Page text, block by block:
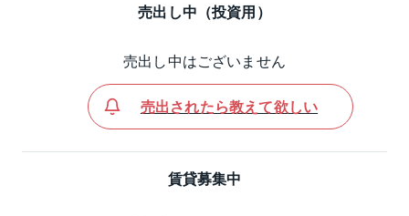
売出し中（投資用）
売出し中はございません
売出されたら教えて欲しい
賃貸募集中